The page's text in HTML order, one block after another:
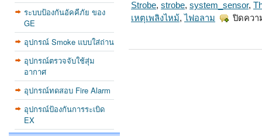
ระบบป้องกันอัคคีภัย ของ
GE
อุปกรณ์ Smoke แบบใส่ถ่าน
อุปกรณ์ตรวจจับใช้สุ่ม
อากาศ
อุปกรณ์ทดสอบ Fire Alarm
อุปกรณ์ป้องกันการระเบิด
EX
Strobe, strobe, system_sensor,
เหตุเพลิงไหม้, ไฟอลาม ปิดควา